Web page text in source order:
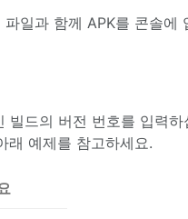
일과 함께 APK를 콘솔
빌드의 버전 번호를 입력
래 예제를 참고하세요.